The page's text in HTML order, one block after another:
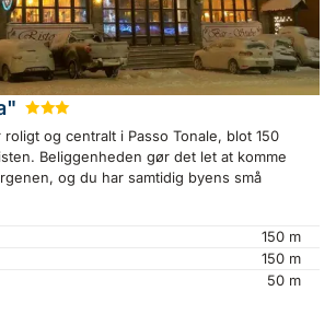
★★
og centralt i Passo Tonale, blot 150
Beliggenheden gør det let at komme
og du har samtidig byens små
150 m
150 m
50 m